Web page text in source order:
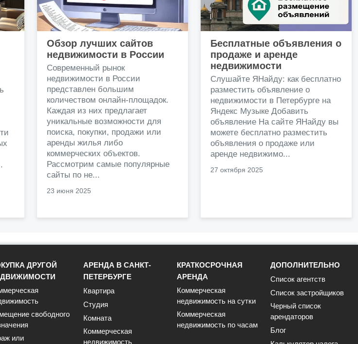
Обзор лучших сайтов
недвижимости в России
Современный рынок
недвижимости в России
представлен большим
количеством онлайн-площадок.
Каждая из них предлагает
уникальные возможности для
поиска, покупки, продажи или
аренды жилья либо
коммерческих объектов.
Рассмотрим самые популярные
сайты по не...
23 июня 2025
Бесплатные объявления о
продаже и аренде
недвижимости
Слушайте ЯНайду: как бесплатно
разместить объявление о
недвижимости в Петербурге на
Яндекс Музыке Добавить
объявление На сайте ЯНайду вы
можете бесплатно разместить
объявления о продаже или
аренде недвижимо...
27 октября 2025
ДРУГОЙ
свободного
или
АРЕНДА В САНКТ-
ПЕТЕРБУРГЕ
Квартира
Студия
Комната
Коммерческая
недвижимость
КРАТКОСРОЧНАЯ
АРЕНДА
Коммерческая
недвижимость на сутки
Коммерческая
недвижимость по часам
ДОПОЛНИТЕЛЬНО
Список агентств
Список застройщиков
Черный список
арендаторов
Блог